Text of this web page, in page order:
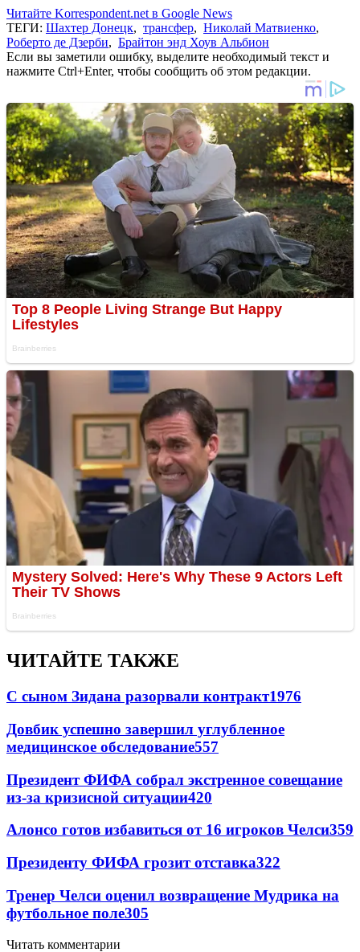
Читайте Korrespondent.net в Google News
ТЕГИ: Шахтер Донецк, трансфер, Николай Матвиенко,
Роберто де Дзерби, Брайтон энд Хоув Альбион
Если вы заметили ошибку, выделите необходимый текст и
нажмите Ctrl+Enter, чтобы сообщить об этом редакции.
ЧИТАЙТЕ ТАКЖЕ
С сыном Зидана разорвали контракт1976
Довбик успешно завершил углубленное
медицинское обследование557
Президент ФИФА собрал экстренное совещание
из-за кризисной ситуации420
Алонсо готов избавиться от 16 игроков Челси359
Президенту ФИФА грозит отставка322
Тренер Челси оценил возвращение Мудрика на
футбольное поле305
Читать комментарии